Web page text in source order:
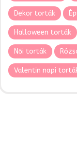
Dekor torták
Halloween torták
Női torták
Valentin napi